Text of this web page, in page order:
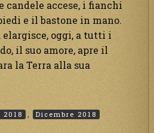
candele accese, i fianchi
e il bastone in mano.
oggi, a tutti i
il suo amore, apre il
la Terra alla sua
2018 , Dicembre 2018